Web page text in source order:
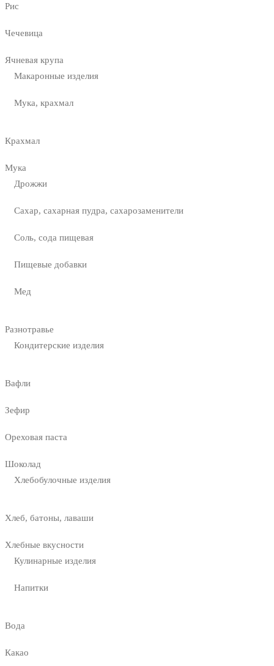
Рис
Чечевица
Ячневая крупа
Макаронные изделия
Мука, крахмал
Крахмал
Мука
Дрожжи
Сахар, сахарная пудра, сахарозаменители
Соль, сода пищевая
Пищевые добавки
Мед
Разнотравье
Кондитерские изделия
Вафли
Зефир
Ореховая паста
Шоколад
Хлебобулочные изделия
Хлеб, батоны, лаваши
Хлебные вкусности
Кулинарные изделия
Напитки
Вода
Какао